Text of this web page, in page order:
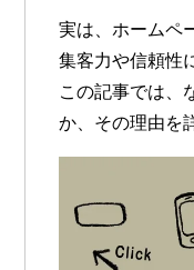
実は、 ホームペ
集客力や信頼性
この記事では、
か、その理由を